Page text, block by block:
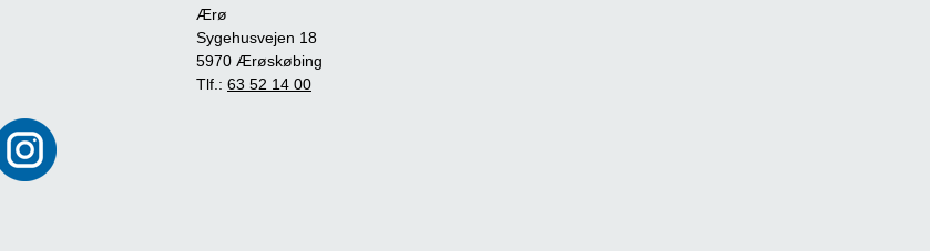
Ærø
Sygehusvejen 18
5970 Ærøskøbing
Tlf.: 63 52 14 00